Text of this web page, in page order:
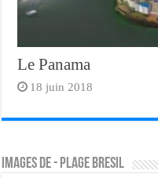
Le Panama
18 juin 2018
Images de - plage bresil